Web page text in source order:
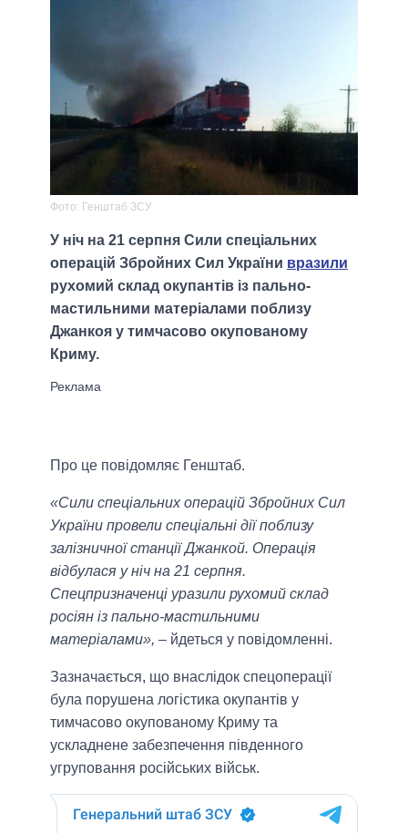
Фото: Генштаб ЗСУ
У ніч на 21 серпня Сили спеціальних
операцій Збройних Сил України вразили
рухомий склад окупантів із пально-
мастильними матеріалами поблизу
Джанкоя у тимчасово окупованому
Криму.
Про це повідомляє Генштаб.
«Сили спеціальних операцій Збройних Сил
України провели спеціальні дії поблизу
залізничної станції Джанкой. Операція
відбулася у ніч на 21 серпня.
Спецпризначенці уразили рухомий склад
росіян із пально-мастильними
матеріалами», – йдеться у повiдомленнi.
Зазначається, що внаслiдок спецоперацiї
була порушена логістика окупантів у
тимчасово окупованому Криму та
ускладнене забезпечення південного
угруповання російських військ.